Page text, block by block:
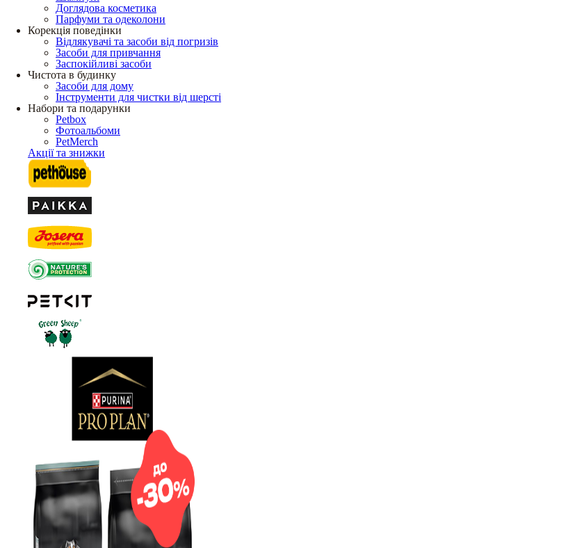
Доглядова косметика
Парфуми та одеколони
Корекція поведінки
Відлякувачі та засоби від погризів
Засоби для привчання
Заспокійливі засоби
Чистота в будинку
Засоби для дому
Інструменти для чистки від шерсті
Набори та подарунки
Petbox
Фотоальбоми
PetMerch
Акції та знижки